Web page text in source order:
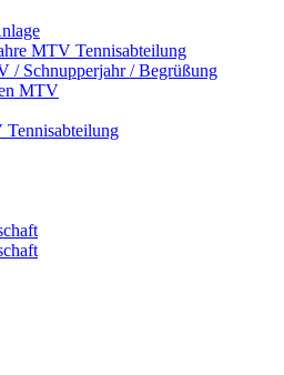
MTV Tennisabteilung
/ Schnupperjahr / Begrüßung
MTV